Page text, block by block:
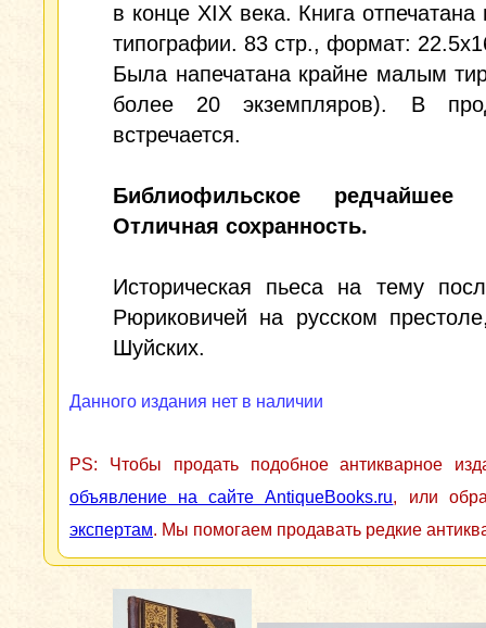
в конце XIX века. Книга отпечатана
типографии. 83 стр., формат:
Была напечатана крайне малым
более 20 экземпляров). В
встречается.
Библиофильское редчайшее
Отличная сохранность.
Историческая пьеса на тему
Рюриковичей на русском
Шуйских.
Данного издания нет в наличии
PS: Чтобы продать подобное антикварное
объявление на сайте AntiqueBooks.ru, или
экспертам. Мы помогаем продавать редкие